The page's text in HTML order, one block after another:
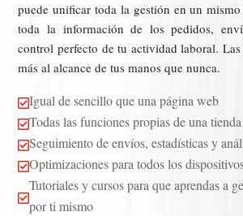
puede unificar toda la gestión en un
toda la información de los pedidos,
control perfecto de tu actividad laboral.
más al alcance de tus manos que nunca.
Igual de sencillo que una página web
Todas las funciones propias de una
Seguimiento de envíos, estadísticas y
Optimizaciones para todos los

Tutoriales y cursos para que aprendas a
por ti mismo